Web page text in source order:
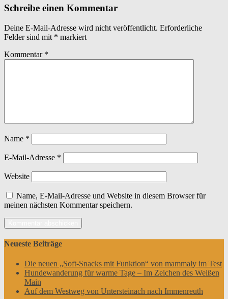
Schreibe einen Kommentar
Deine E-Mail-Adresse wird nicht veröffentlicht. Erforderliche
Felder sind mit * markiert
Kommentar *
Name *
E-Mail-Adresse *
Website
Name, E-Mail-Adresse und Website in diesem Browser für
meinen nächsten Kommentar speichern.
Neueste Beiträge
Die neuen „Soft-Snacks mit Funktion“ von mammaly im Test
Hundewanderung für warme Tage – Im Zeichen des Weißen
Main
Auf dem Westweg von Untersteinach nach Immenreuth